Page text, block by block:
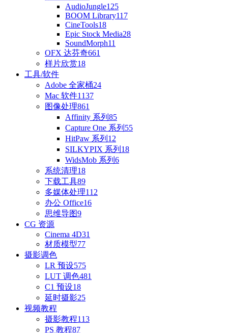
AudioJungle125
BOOM Library117
CineTools18
Epic Stock Media28
SoundMorph11
OFX 达芬奇661
样片欣赏18
工具/软件
Adobe 全家桶24
Mac 软件1137
图像处理861
Affinity 系列 85
Capture One 系列 55
HitPaw 系列 12
SILKYPIX 系列 18
WidsMob 系列 6
系统清理18
下载工具89
多媒体处理112
办公 Office16
思维导图9
CG 资源
Cinema 4D31
材质模型77
摄影调色
LR 预设575
LUT 调色481
C1 预设18
延时摄影25
视频教程
摄影教程113
PS 教程87